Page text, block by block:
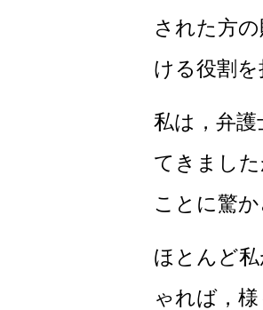
された方
ける役割
私は，弁
てきまし
ことに驚
ほとんど
ゃれば，